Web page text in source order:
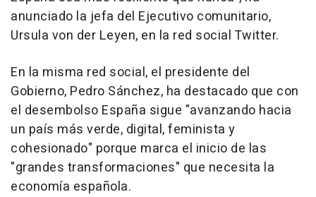
anunciado la jefa del Ejecutivo comunitario,
Ursula von der Leyen, en la red social Twitter.
En la misma red social, el presidente del
Gobierno, Pedro Sánchez, ha destacado que con
el desembolso España sigue "avanzando hacia
un país más verde, digital, feminista y
cohesionado" porque marca el inicio de las
"grandes transformaciones" que necesita la
economía española.